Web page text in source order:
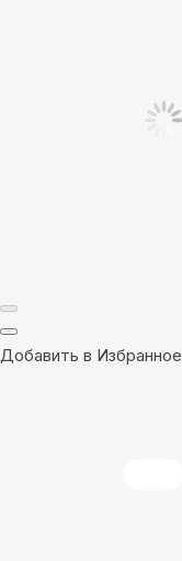
Добавить в Избранное